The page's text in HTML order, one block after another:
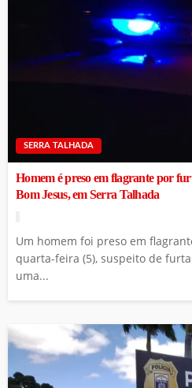
SERRA TALHADA
Homem é preso em flagrante por
Bom Jesus, em Serra Talhada
Um homem foi preso em
quarta-feira (5), suspeito de
uma...